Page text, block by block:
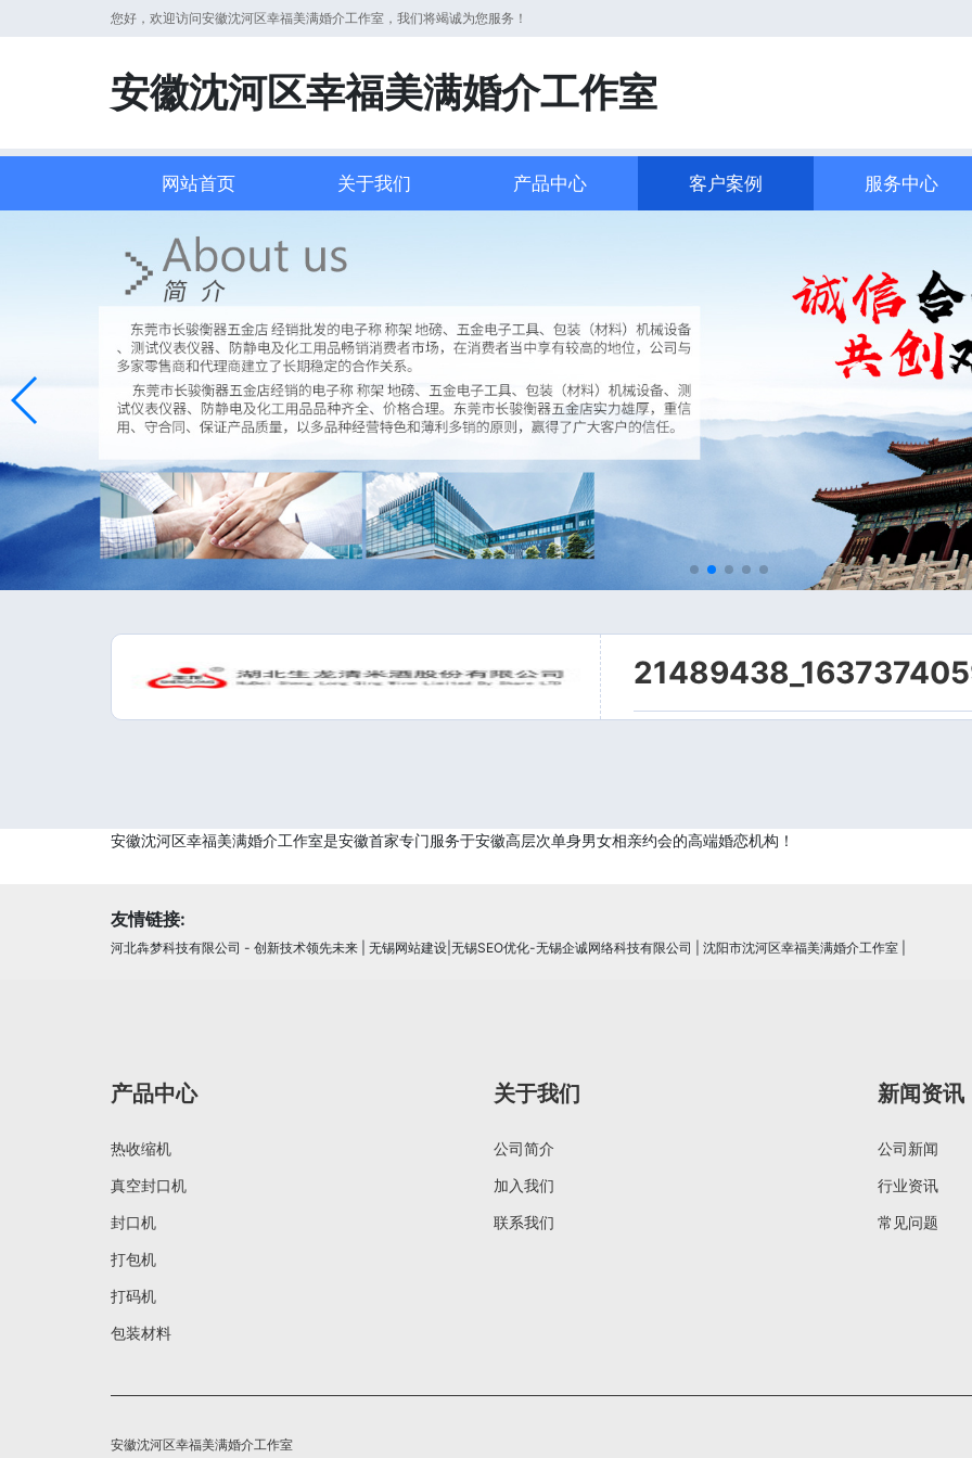
您好，欢迎访问安徽沈河区幸福美满婚介工作室，我们将竭诚为您服务！
安徽沈河区幸福美满婚介工作室
网站首页 关于我们 产品中心 客户案例 服务中心
安徽沈河区幸福美满婚介工作室是安徽首家专门服务于安徽高层次单身男女相亲约会的高端婚恋机构！
友情链接:
河北犇梦科技有限公司 - 创新技术领先未来 无锡网站建设|无锡SEO优化-无锡企诚网络科技有限公司 沈阳市沈河区幸福美满婚介工作室
产品中心
热收缩机
真空封口机
封口机
打包机
打码机
包装材料
关于我们
公司简介
加入我们
联系我们
新闻资讯
公司新闻
行业资讯
常见问题
安徽沈河区幸福美满婚介工作室